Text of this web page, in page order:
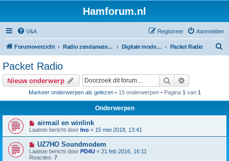
Hamforum.nl
V&A Aanmelden
Registreer
Forumoverzicht Radio zendamateur, luisteramateur en elektronica zelfbouw Digitale modes en morse (CW) Packet Radio
Packet Radio
Nieuw onderwerp Zoek
Markeer onderwerpen als gelezen• 15 onderwerpen • Pagina 1 van 1
Onderwerpen
airmail en winlink
Laatste bericht door Ino « 15 mei 2018, 13:41
UZ7HO Soundmodem
Laatste bericht door PD4U « 21 feb 2016, 16:11
Reacties: 7